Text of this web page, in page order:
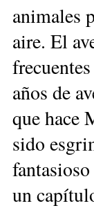
animales
aire. El
años de
que hace
sido
un